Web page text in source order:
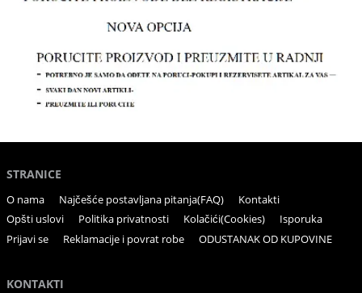
STRANICE
O nama Najčešće postavljana pitanja(FAQ)
Kontakti
Opšti uslovi
Politika privatnosti Kolačići(Cookies)
Isporuka
Prijavi se
Reklamacije i povrat robe ODUSTANAK OD KUPOVINE
KONTAKTI